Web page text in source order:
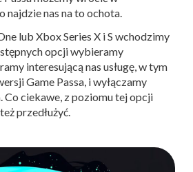
najdzie nas na to ochota.
lub Xbox Series X i S wchodzimy
opcji wybieramy
interesującą nas usługę, w tym
Game Passa, i wyłączamy
ciekawe, z poziomu tej opcji
przedłużyć.